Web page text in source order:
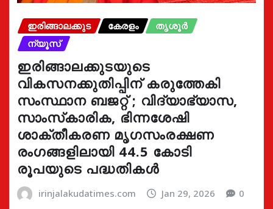
ഇരിങ്ങാലക്കുട കേരളം
തൃശൂർ
ന്യൂസ്
ഇരിങ്ങാലക്കുടയുടെ
വികസനക്കുതിപ്പിന് കരുത്തേകി
സംസ്ഥാന ബജറ്റ് ; വിദ്യാഭ്യാസ,
സാംസ്‌കാരിക, ഭിന്നശേഷി
ശാക്തീകരണ മൃഗസംരക്ഷണ
രംഗങ്ങളിലായി 44.5 കോടി
രൂപയുടെ പദ്ധതികൾ
irinjalakudatimes.com Jan 29, 2026 0